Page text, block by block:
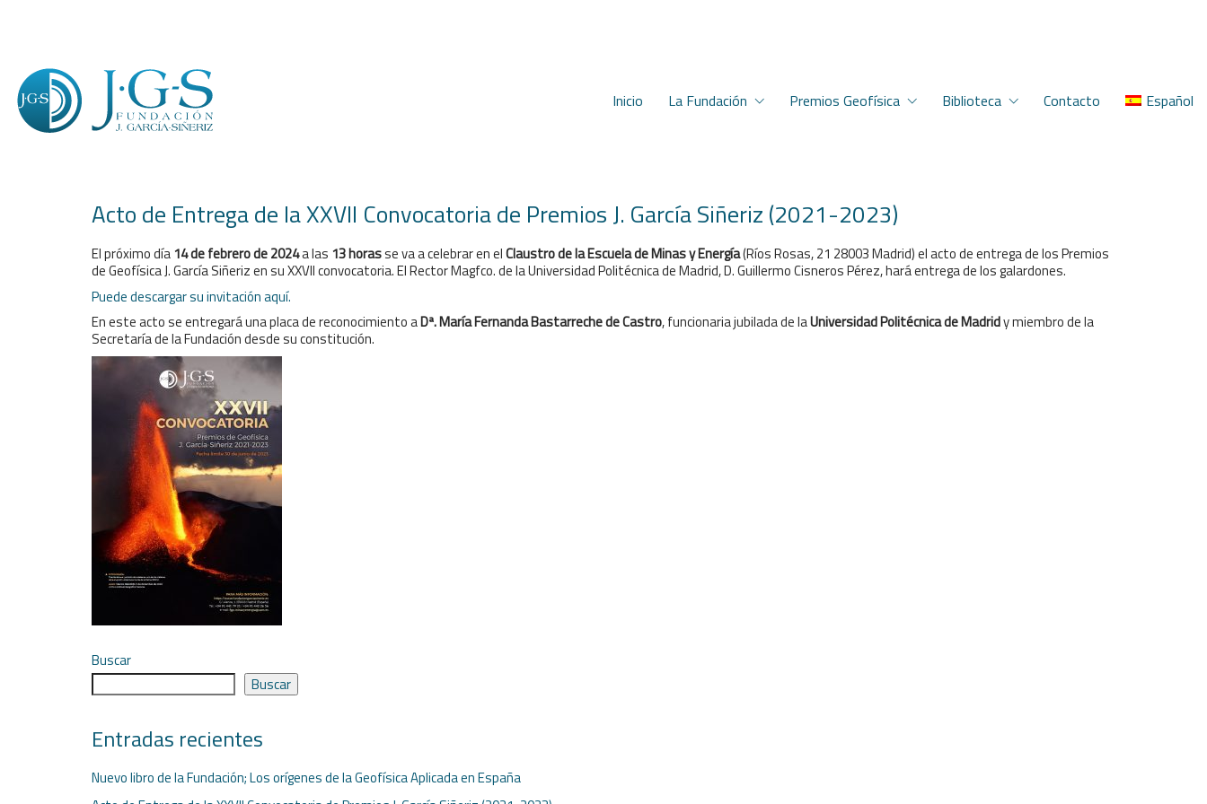
Inicio La Fundación Premios Geofísica Biblioteca Contacto Español
Acto de Entrega de la XXVII Convocatoria de Premios J. García Siñeriz (2021-2023)
El próximo día14 de febrero de 2024a las 13 horasse va a celebrar en elClaustro de la Escuela de Minas y Energía(Ríos Rosas, 21 28003 Madrid) el acto de entrega de los Premios
de Geofísica J. García Siñeriz en su XXVII convocatoria. El Rector Magfco. de la Universidad Politécnica de Madrid, D. Guillermo Cisneros Pérez, hará entrega de los galardones.
Puede descargar su invitación aquí.
En este acto se entregará una placa de reconocimiento aDª. María Fernanda Bastarreche de Castro, funcionaria jubilada de laUniversidad Politécnica de Madridy miembro de la
Secretaría de la Fundación desde su constitución.
Buscar
Buscar
Entradas recientes
Nuevo libro de la Fundación; Los orígenes de la Geofísica Aplicada en España